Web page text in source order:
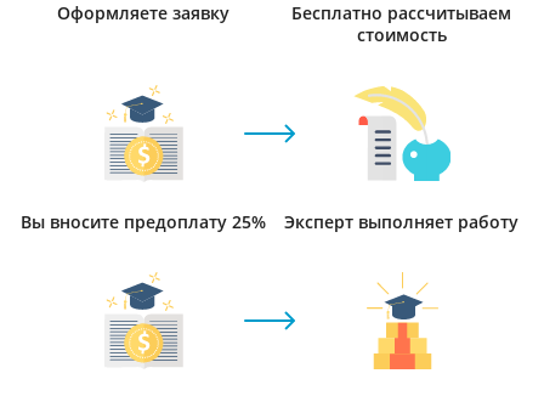
Оформляете заявку
Бесплатно рассчитываем
стоимость
Вы вносите предоплату 25% Эксперт выполняет работу